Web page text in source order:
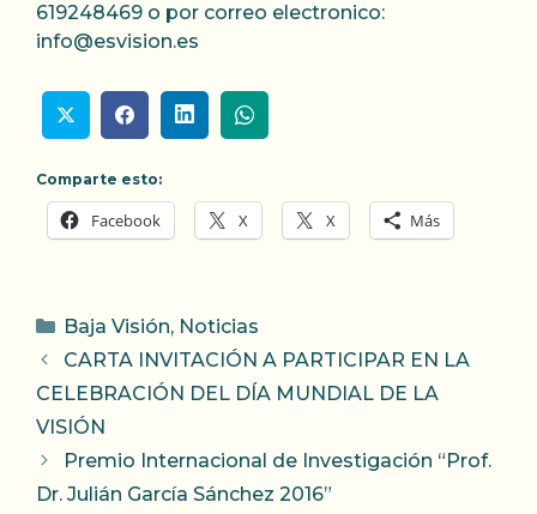
619248469 o por correo electronico:
info@esvision.es
Comparte esto:
Facebook X X Más
Categorías
Baja Visión, Noticias
CARTA INVITACIÓN A PARTICIPAR EN LA
CELEBRACIÓN DEL DÍA MUNDIAL DE LA
VISIÓN
Premio Internacional de Investigación “Prof.
Dr. Julián García Sánchez 2016”